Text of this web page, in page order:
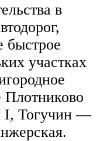
в
быстрое
участках
I, Тогучин —